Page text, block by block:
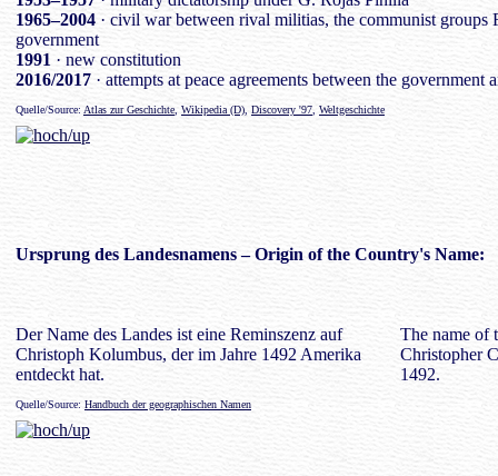
1965–2004 · civil war between rival militias, the communist
government
1991 · new constitution
2016/2017 · attempts at peace agreements between the
Quelle/Source: Atlas zur Geschichte Wikipedia (D) Discovery '97 Weltgeschichte
Ursprung des Landesnamens– Origin of the Country's Name:
Der Name des Landes ist eine Reminszenz auf
Christoph Kolumbus, der im Jahre 1492 Amerika
entdeckt hat.
The name of
Christopher
1492.
Quelle/Source: Handbuch der geographischen Namen